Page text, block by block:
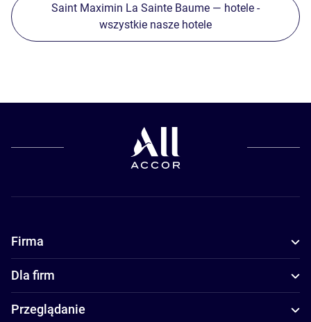
Saint Maximin La Sainte Baume — hotele -
wszystkie nasze hotele
Firma
Dla firm
Przeglądanie